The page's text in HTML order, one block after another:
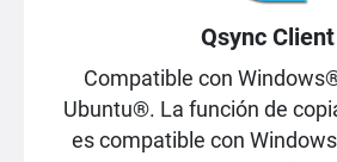
Qsync Client
Compatible con
Ubuntu®. La función de
es compatible con